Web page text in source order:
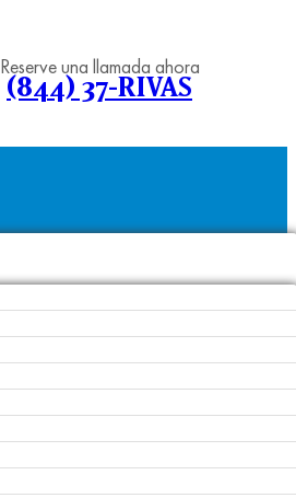
Reserve una llamada ahora
(844) 37-RIVAS